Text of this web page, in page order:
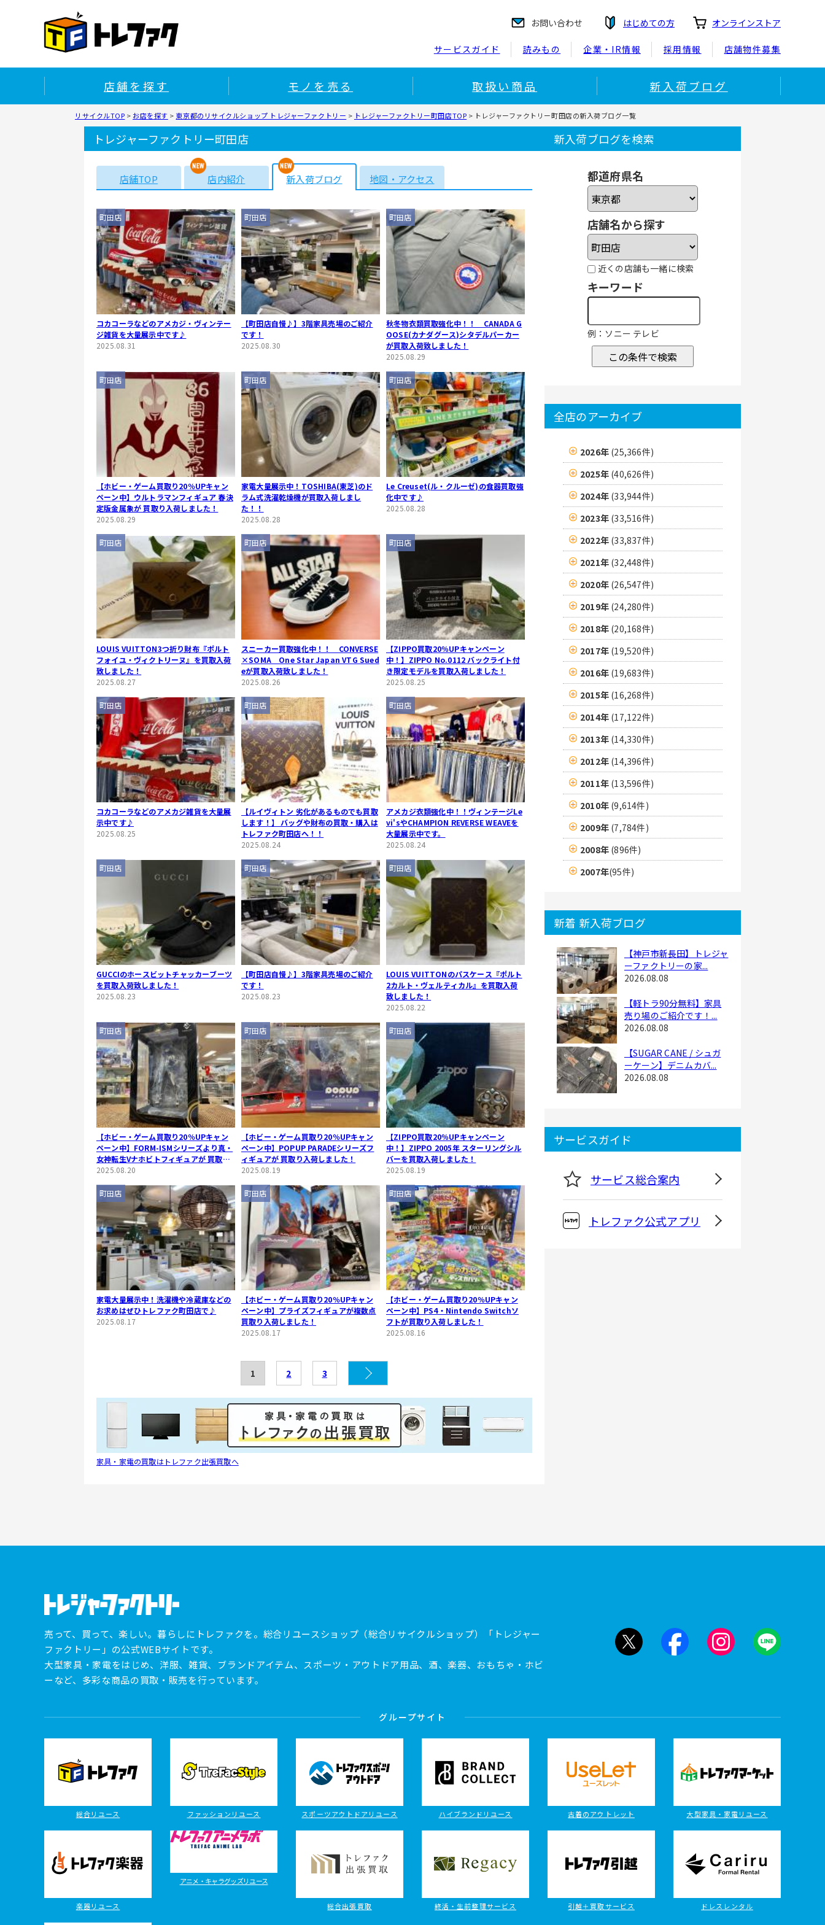
お問い合わせ はじめての方 オンラインストア
サービスガイド 読みもの 企業・IR情報 採用情報 店舗物件募集
店舗を探す モノを売る 取扱い商品 新入荷ブログ
リサイクルTOP > お店を探す > 東京都のリサイクルショップ トレジャーファクトリー > トレジャーファクトリー町田店TOP > トレジャーファクトリー町田店の新入荷ブログ一覧
トレジャーファクトリー町田店
店舗TOP 店内紹介 新入荷ブログ 地図・アクセス
町田店
コカコーラなどのアメカジ・ヴィンテー
ジ雑貨を大量展示中です♪
2025.08.31
町田店
【町田店自慢♪】3階家具売場のご紹介
です！
2025.08.30
町田店
秋冬物衣類買取強化中！！ CANADA G
OOSE(カナダグース)シタデルパーカー
が買取入荷致しました！
2025.08.29
町田店
【ホビー・ゲーム買取り20％UPキャン
ペーン中】ウルトラマンフィギュア 春決
定版金属象が 買取り入荷しました！
2025.08.29
町田店
家電大量展示中！TOSHIBA(東芝)のド
ラム式洗濯乾燥機が買取入荷しまし
た！！
2025.08.28
町田店
Le Creuset(ル・クルーゼ)の食器買取強
化中です♪
2025.08.28
町田店
LOUIS VUITTON3つ折り財布『ポルト
フォイユ・ヴィクトリーヌ』を買取入荷
致しました！
2025.08.27
町田店
スニーカー買取強化中！！ CONVERSE
×SOMA One Star Japan VTG Sued
eが買取入荷致しました！
2025.08.26
町田店
【ZIPPO買取20％UPキャンペーン
中！】ZIPPO No.0112 バックライト付
き限定モデルを買取入荷しました！
2025.08.25
町田店
コカコーラなどのアメカジ雑貨を大量展
示中です♪
2025.08.25
町田店
【ルイヴィトン 劣化があるものでも買取
します！】 バッグや財布の買取・購入は
トレファク町田店へ！！
2025.08.24
町田店
アメカジ衣類強化中！！ヴィンテージLe
vi'sやCHAMPION REVERSE WEAVEを
大量展示中です。
2025.08.24
町田店
GUCCIのホースビットチャッカーブーツ
を買取入荷致しました！
2025.08.23
町田店
【町田店自慢♪】3階家具売場のご紹介
です！
2025.08.23
町田店
LOUIS VUITTONのパスケース『ポルト
2カルト・ヴェルティカル』を買取入荷
致しました！
2025.08.22
町田店
【ホビー・ゲーム買取り20％UPキャン
ペーン中】FORM-ISMシリーズより真・
女神転生Vナホビトフィギュアが 買取り
入荷しました！
2025.08.20
町田店
【ホビー・ゲーム買取り20％UPキャン
ペーン中】POPUP PARADEシリーズフ
ィギュアが 買取り入荷しました！
2025.08.19
町田店
【ZIPPO買取20％UPキャンペーン
中！】ZIPPO 2005年 スターリングシル
バーを買取入荷しました！
2025.08.19
町田店
家電大量展示中！洗濯機や冷蔵庫などの
お求めはぜひトレファク町田店で♪
2025.08.17
町田店
【ホビー・ゲーム買取り20％UPキャン
ペーン中】プライズフィギュアが複数点
買取り入荷しました！
2025.08.17
町田店
【ホビー・ゲーム買取り20％UPキャン
ペーン中】PS4・Nintendo Switchソ
フトが買取り入荷しました！
2025.08.16
1 2 3
家具・家電の買取はトレファク出張買取へ
新入荷ブログを検索
都道府県名
店舗名から探す
近くの店舗も一緒に検索
キーワード
例：ソニー テレビ
この条件で検索
全店のアーカイブ
2026年 (25,366件)
2025年 (40,626件)
2024年 (33,944件)
2023年 (33,516件)
2022年 (33,837件)
2021年 (32,448件)
2020年 (26,547件)
2019年 (24,280件)
2018年 (20,168件)
2017年 (19,520件)
2016年 (19,683件)
2015年 (16,268件)
2014年 (17,122件)
2013年 (14,330件)
2012年 (14,396件)
2011年 (13,596件)
2010年 (9,614件)
2009年 (7,784件)
2008年 (896件)
2007年(95件)
新着 新入荷ブログ
【神戸市新長田】トレジャ
ーファクトリーの家...
2026.08.08
【軽トラ90分無料】家具
売り場のご紹介です！...
2026.08.08
【SUGAR CANE / シュガ
ーケーン】デニムカバ...
2026.08.08
サービスガイド
サービス総合案内
トレファク公式アプリ
売って、買って、楽しい。暮らしにトレファクを。総合リユースショップ（総合リサイクルショップ）「トレジャー
ファクトリー」の公式WEBサイトです。
大型家具・家電をはじめ、洋服、雑貨、ブランドアイテム、スポーツ・アウトドア用品、酒、楽器、おもちゃ・ホビ
ーなど、多彩な商品の買取・販売を行っています。
グループサイト
総合リユース ファッションリユース スポーツアウトドアリユース ハイブランドリユース 古着のアウトレット 大型家具・家電リユース
楽器リユース
アニメ・キャラグッズリユース
総合出張買取 終活・生前整理サービス 引越＋買取サービス ドレスレンタル